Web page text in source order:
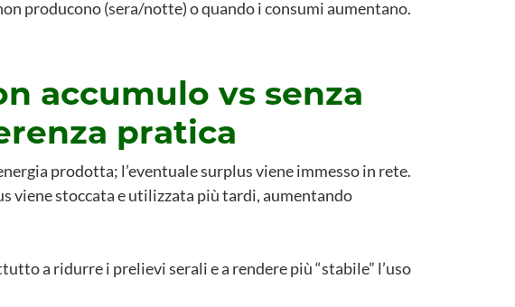
producono (sera/notte) o quando i consumi aumentano.
accumulo vs senza
pratica
prodotta; l’eventuale surplus viene immesso in rete.
viene stoccata e utilizzata più tardi, aumentando
a ridurre i prelievi serali e a rendere più “stabile” l’uso